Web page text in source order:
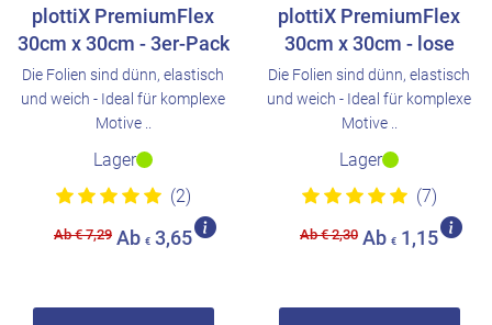
plottiX PremiumFlex
30cm x 30cm - 3er-Pack
Die Folien sind dünn, elastisch
und weich - Ideal für komplexe
Motive ..
Lager
(2)
Ab € 7,29 Ab € 3,65
plottiX PremiumFlex
30cm x 30cm - lose
Die Folien sind dünn, elastisch
und weich - Ideal für komplexe
Motive ..
Lager
(7)
Ab € 2,30 Ab € 1,15